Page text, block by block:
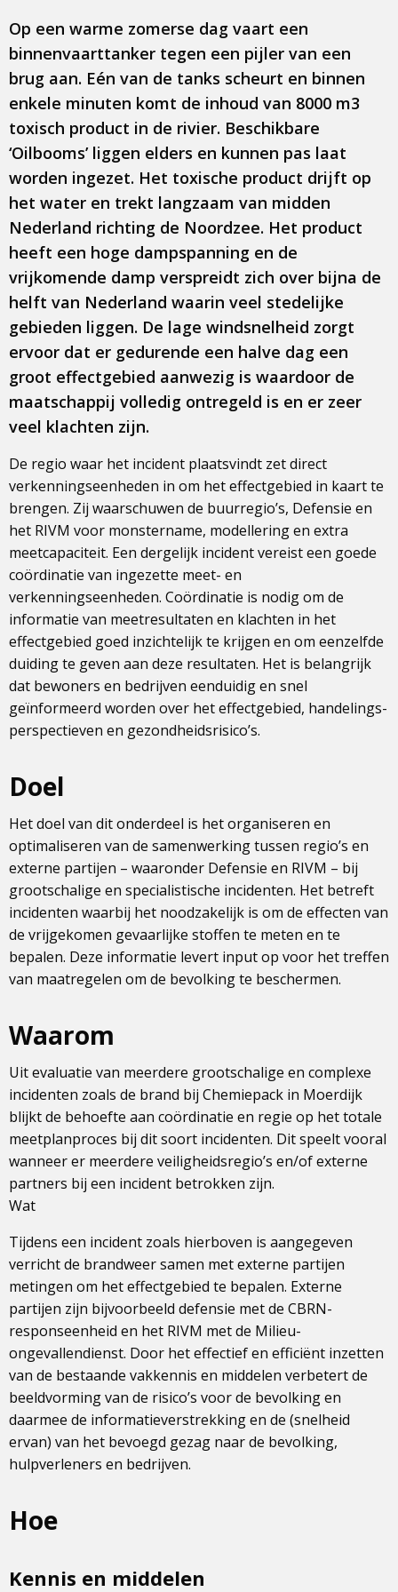
Op een warme zomerse dag vaart een
binnenvaarttanker tegen een pijler van een
brug aan. Eén van de tanks scheurt en binnen
enkele minuten komt de inhoud van 8000 m3
toxisch product in de rivier. Beschikbare
‘Oilbooms’ liggen elders en kunnen pas laat
worden ingezet. Het toxische product drijft op
het water en trekt langzaam van midden
Nederland richting de Noordzee. Het product
heeft een hoge dampspanning en de
vrijkomende damp verspreidt zich over bijna de
helft van Nederland waarin veel stedelijke
gebieden liggen. De lage windsnelheid zorgt
ervoor dat er gedurende een halve dag een
groot effectgebied aanwezig is waardoor de
maatschappij volledig ontregeld is en er zeer
veel klachten zijn.
De regio waar het incident plaatsvindt zet direct
verkenningseenheden in om het effectgebied in kaart te
brengen. Zij waarschuwen de buurregio’s, Defensie en
het RIVM voor monstername, modellering en extra
meetcapaciteit. Een dergelijk incident vereist een goede
coördinatie van ingezette meet- en
verkenningseenheden. Coördinatie is nodig om de
informatie van meetresultaten en klachten in het
effectgebied goed inzichtelijk te krijgen en om eenzelfde
duiding te geven aan deze resultaten. Het is belangrijk
dat bewoners en bedrijven eenduidig en snel
geïnformeerd worden over het effectgebied, handelings-
perspectieven en gezondheidsrisico’s.
Doel
Het doel van dit onderdeel is het organiseren en
optimaliseren van de samenwerking tussen regio’s en
externe partijen – waaronder Defensie en RIVM – bij
grootschalige en specialistische incidenten. Het betreft
incidenten waarbij het noodzakelijk is om de effecten van
de vrijgekomen gevaarlijke stoffen te meten en te
bepalen. Deze informatie levert input op voor het treffen
van maatregelen om de bevolking te beschermen.
Waarom
Uit evaluatie van meerdere grootschalige en complexe
incidenten zoals de brand bij Chemiepack in Moerdijk
blijkt de behoefte aan coördinatie en regie op het totale
meetplanproces bij dit soort incidenten. Dit speelt vooral
wanneer er meerdere veiligheidsregio’s en/of externe
partners bij een incident betrokken zijn.
Wat
Tijdens een incident zoals hierboven is aangegeven
verricht de brandweer samen met externe partijen
metingen om het effectgebied te bepalen. Externe
partijen zijn bijvoorbeeld defensie met de CBRN-
responseenheid en het RIVM met de Milieu-
ongevallendienst. Door het effectief en efficiënt inzetten
van de bestaande vakkennis en middelen verbetert de
beeldvorming van de risico’s voor de bevolking en
daarmee de informatieverstrekking en de (snelheid
ervan) van het bevoegd gezag naar de bevolking,
hulpverleners en bedrijven.
Hoe
Kennis en middelen